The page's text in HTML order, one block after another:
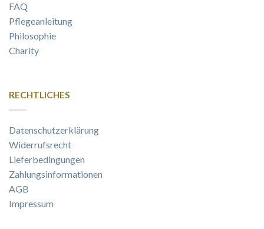
FAQ
Pflegeanleitung
Philosophie
Charity
RECHTLICHES
Datenschutzerklärung
Widerrufsrecht
Lieferbedingungen
Zahlungsinformationen
AGB
Impressum